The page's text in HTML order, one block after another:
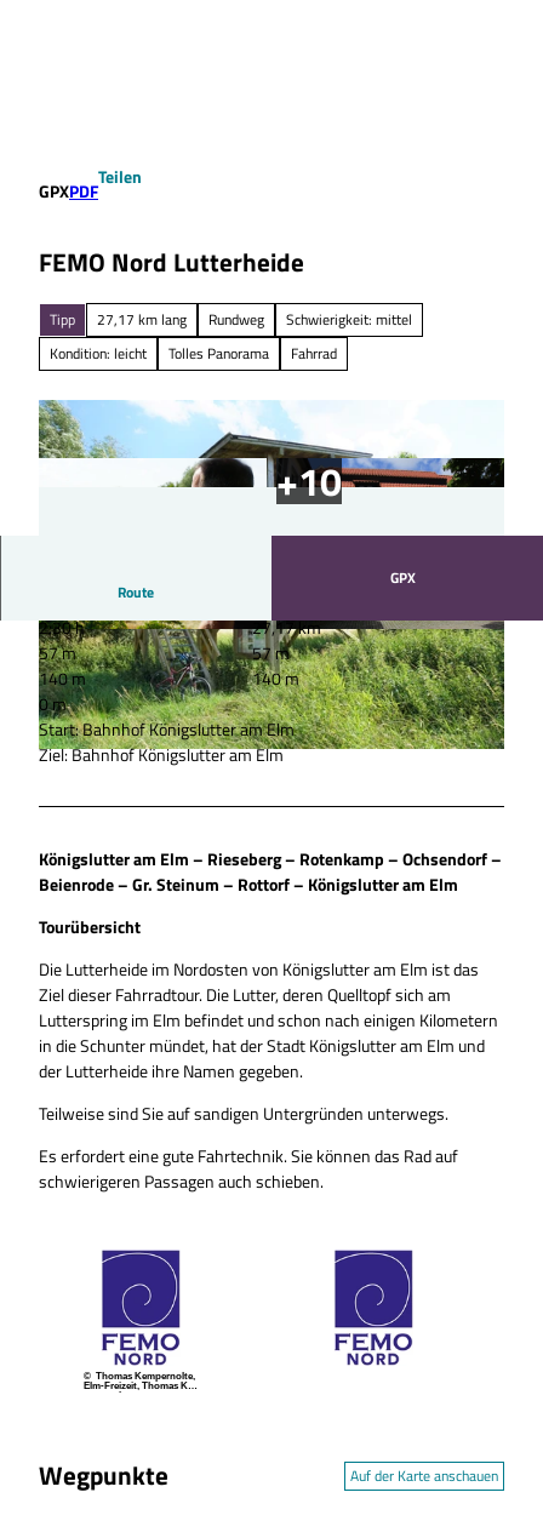
GPXPDF
Teilen
FEMO Nord Lutterheide
Tipp 27,17 km lang Rundweg
Schwierigkeit: mittel
Kondition: leicht
Tolles Panorama Fahrrad
© Thomas Kempernolte, Elm-Freizeit, Allianz für die Region GmbH |
© Thomas Kempernolte, Elm-Freizeit, Thomas
Kempernolte |CC-BY-SA
© Thomas Kempernolte, Elm-Freizeit, Thomas
Kempernolte |CC-BY-SA
Route
GPX
2:30 h
27,17 km
57 m
57 m
140 m
140 m
0 m
Start: Bahnhof Königslutter am Elm
Ziel: Bahnhof Königslutter am Elm
Königslutter am Elm – Rieseberg – Rotenkamp – Ochsendorf –
Beienrode – Gr. Steinum – Rottorf – Königslutter am Elm
Tourübersicht
Die Lutterheide im Nordosten von Königslutter am Elm ist das
Ziel dieser Fahrradtour. Die Lutter, deren Quelltopf sich am
Lutterspring im Elm befindet und schon nach einigen Kilometern
in die Schunter mündet, hat der Stadt Königslutter am Elm und
der Lutterheide ihre Namen gegeben.
Teilweise sind Sie auf sandigen Untergründen unterwegs.
Es erfordert eine gute Fahrtechnik. Sie können das Rad auf
schwierigeren Passagen auch schieben.
© Thomas Kempernolte,
Elm-Freizeit, Thomas Ke
mpernolte
Wegpunkte Auf der Karte anschauen